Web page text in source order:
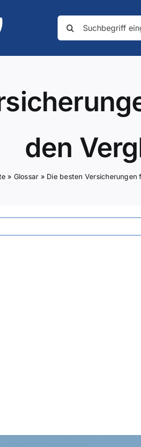
nach:
den
» Glossar » Die besten